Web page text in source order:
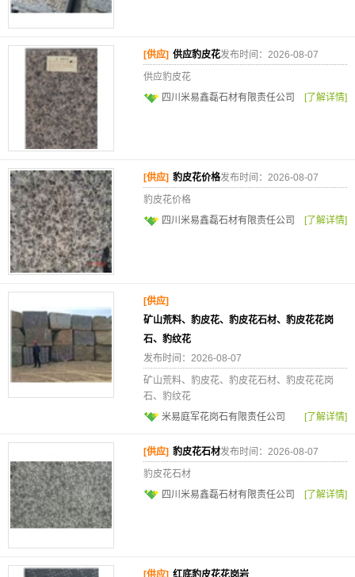
[供应] 供应豹皮花发布时间：2026-08-07
供应豹皮花
四川米易鑫磊石材有限责任公司
[了解详情]
[供应] 豹皮花价格发布时间：2026-08-07
豹皮花价格
四川米易鑫磊石材有限责任公司
[了解详情]
[供应]
矿山荒料、豹皮花、豹皮花石材、豹皮花花岗
石、豹纹花
发布时间：2026-08-07
矿山荒料、豹皮花、豹皮花石材、豹皮花花岗
石、豹纹花
米易庭军花岗石有限责任公司
[了解详情]
[供应] 豹皮花石材发布时间：2026-08-07
豹皮花石材
四川米易鑫磊石材有限责任公司
[了解详情]
[供应] 红底豹皮花花岗岩